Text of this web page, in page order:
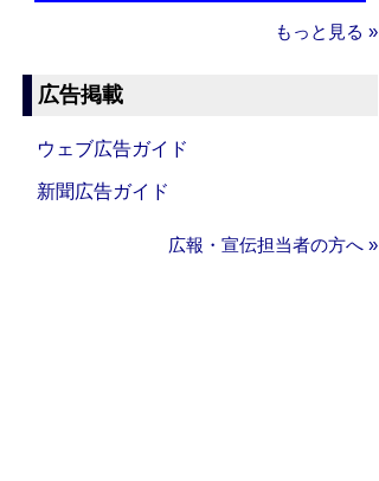
もっと見る »
広告掲載
ウェブ広告ガイド
新聞広告ガイド
広報・宣伝担当者の方へ »